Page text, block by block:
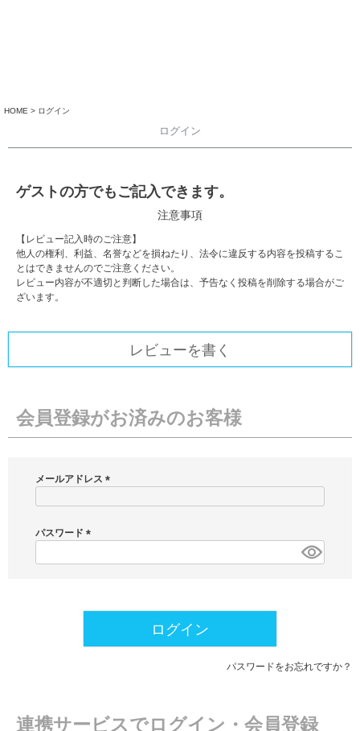
HOME ログイン
ログイン
ゲストの方でもご記入できます。
注意事項
【レビュー記入時のご注意】
他人の権利、利益、名誉などを損ねたり、法令に違反する内容を投稿するこ
とはできませんのでご注意ください。
レビュー内容が不適切と判断した場合は、予告なく投稿を削除する場合がご
ざいます。
レビューを書く
会員登録がお済みのお客様
メールアドレス
)
パスワード
必
ログイン
パスワードをお忘れですか？
連携サービスでログイン・会員登録